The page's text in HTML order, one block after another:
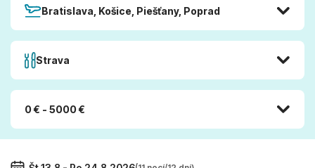
Bratislava, Košice, Piešťany, Poprad
Strava
0 € - 5000 €